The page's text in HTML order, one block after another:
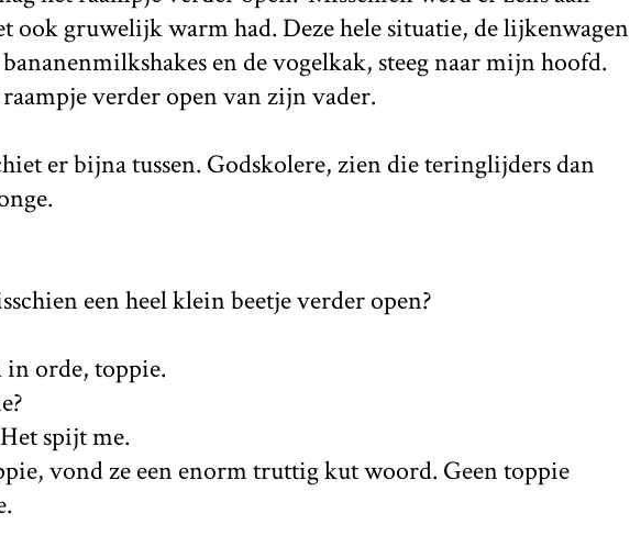
ook gruwelijk warm had. Deze hele situatie, de lijkenwagen
en de vogelkak, steeg naar mijn hoofd.
verder open van zijn vader.
er bijna tussen. Godskolere, zien die teringlijders dan
een heel klein beetje verder open?
in orde, toppie.
spijt me.
vond ze een enorm truttig kut woord. Geen toppie